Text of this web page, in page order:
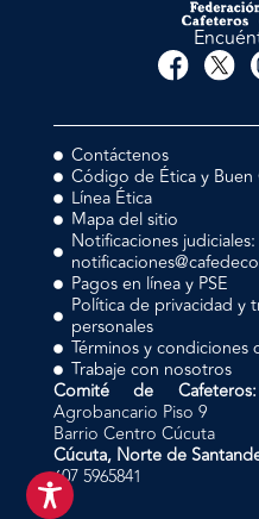
Contáctenos
Código de Ética y
Línea Ética
Mapa del sitio
Notificaciones judiciales:
Pagos en línea y PSE
Política de privacidad y
personales
Términos y
Trabaje con nosotros
Comité de
Agrobancario Piso 9
Barrio Centro Cúcuta
Cúcuta, Norte de
607 5965841